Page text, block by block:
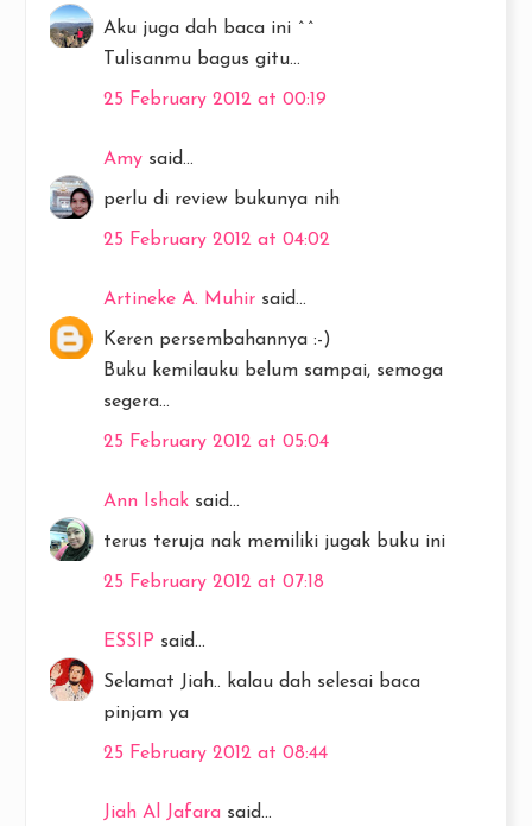
Aku juga dah baca ini ^^
Tulisanmu bagus gitu...
25 February 2012 at 00:19
Amy said...
perlu di review bukunya nih
25 February 2012 at 04:02
Artineke A. Muhir said...
Keren persembahannya :-)
Buku kemilauku belum sampai, semoga
segera...
25 February 2012 at 05:04
Ann Ishak said...
terus teruja nak memiliki jugak buku ini
25 February 2012 at 07:18
ESSIP said...
Selamat Jiah.. kalau dah selesai baca
pinjam ya
25 February 2012 at 08:44
Jiah Al Jafara said...